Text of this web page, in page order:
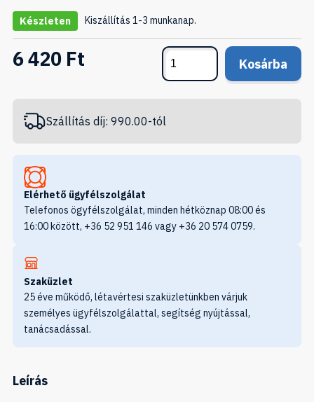
Készleten Kiszállítás 1-3 munkanap.
6 420 Ft Kosárba
Szállítás díj: 990.00-tól
Elérhető ügyfélszolgálat
Telefonos ögyfélszolgálat, minden hétköznap 08:00 és
16:00 között, +36 52 951 146 vagy +36 20 574 0759.
Szaküzlet
25 éve működő, létavértesi szaküzletünkben várjuk
személyes ügyfélszolgálattal, segítség nyújtással,
tanácsadással.
Leírás